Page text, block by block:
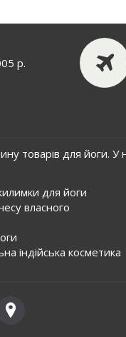
р.
товарів для йоги. У
для йоги
власного
індійська косметика